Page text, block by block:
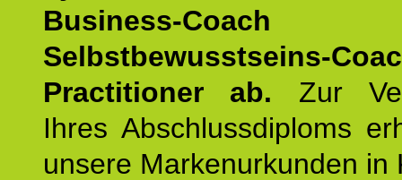
Business-Coach
Selbstbewusstseins-
Practitioner ab. Zur
Ihres Abschlussdiploms
unsere Markenurkunden in